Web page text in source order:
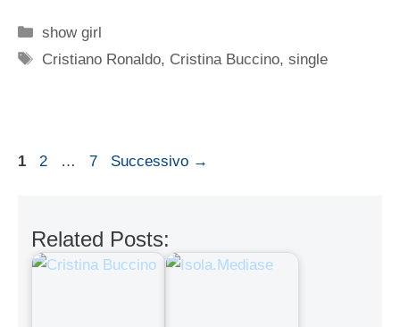
Categorie
show girl
Tag
Cristiano Ronaldo, Cristina Buccino,single
Pagina
1 Pagina
2 … Pagina
7 Successivo →
Related Posts: